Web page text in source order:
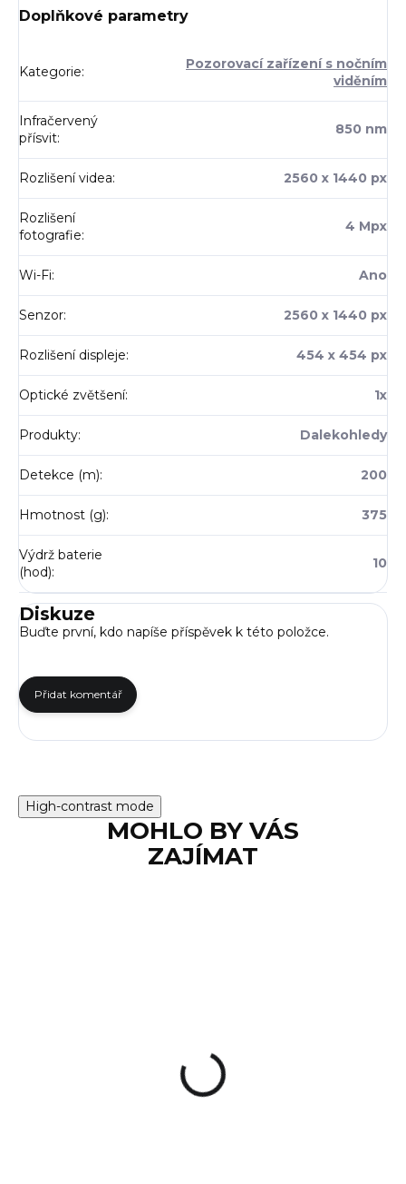
Doplňkové parametry
Kategorie:
Pozorovací zařízení s nočním
viděním
Infračervený
přísvit:
850 nm
Rozlišení videa: 2560 x 1440 px
Rozlišení
fotografie:
4 Mpx
Wi-Fi: Ano
Senzor: 2560 x 1440 px
Rozlišení displeje: 454 x 454 px
Optické zvětšení: 1x
Produkty: Dalekohledy
Detekce (m): 200
Hmotnost (g): 375
Výdrž baterie
(hod):
10
Diskuze
Buďte první, kdo napíše příspěvek k této položce.
Přidat komentář
High-contrast mode
MOHLO BY VÁS
ZAJÍMAT